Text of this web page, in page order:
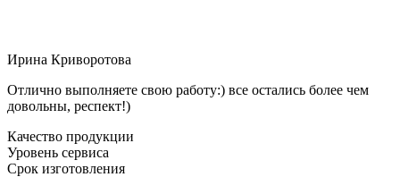
Ирина Криворотова
Отлично выполняете свою работу:) все остались более чем
довольны, респект!)
Качество продукции
Уровень сервиса
Срок изготовления